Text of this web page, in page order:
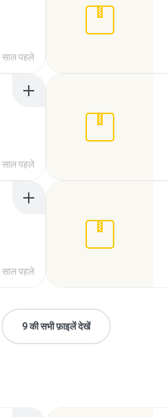
साल पहले
साल पहले
साल पहले
9 की सभी फ़ाइलें देखें